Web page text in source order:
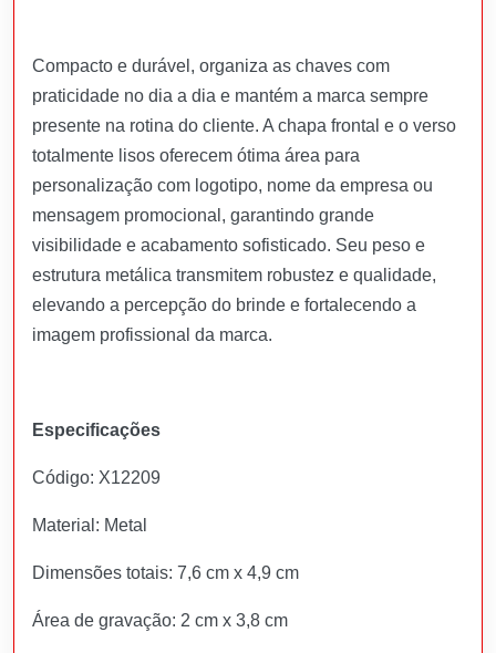
Compacto e durável, organiza as chaves com
praticidade no dia a dia e mantém a marca sempre
presente na rotina do cliente. A chapa frontal e o verso
totalmente lisos oferecem ótima área para
personalização com logotipo, nome da empresa ou
mensagem promocional, garantindo grande
visibilidade e acabamento sofisticado. Seu peso e
estrutura metálica transmitem robustez e qualidade,
elevando a percepção do brinde e fortalecendo a
imagem profissional da marca.
Especificações
Código: X12209
Material: Metal
Dimensões totais: 7,6 cm x 4,9 cm
Área de gravação: 2 cm x 3,8 cm